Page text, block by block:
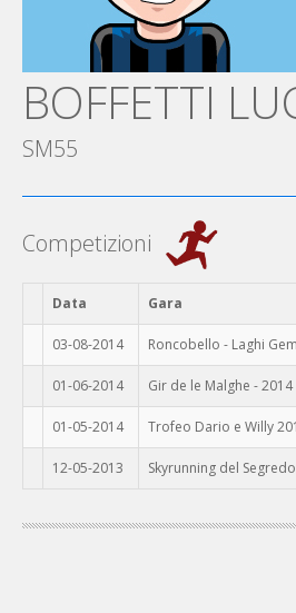
BOFFETTI
SM55
Competizioni
Data Gara
03-08-2014 Roncobello - Laghi
01-06-2014 Gir de le Malghe - 2014
01-05-2014 Trofeo Dario e Willy
12-05-2013 Skyrunning del